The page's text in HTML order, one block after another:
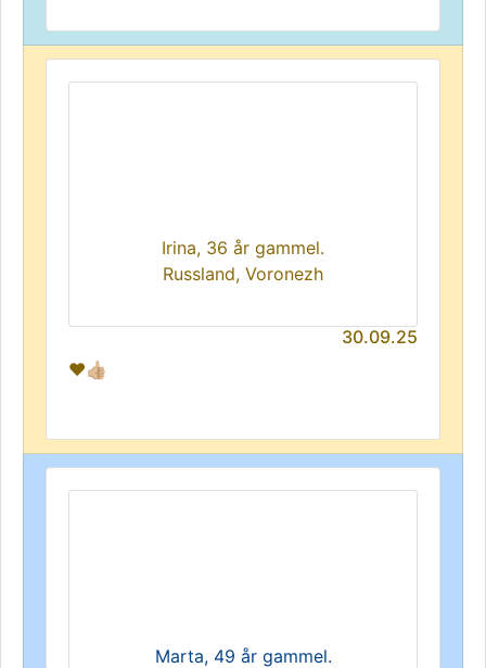
Irina, 36 år gammel.
Russland, Voronezh
30.09.25
❤️👍🏼
Marta, 49 år gammel.